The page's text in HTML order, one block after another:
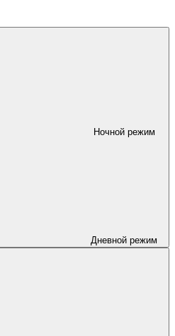
Ночной режим
Дневной режим